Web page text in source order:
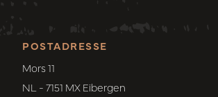
POSTADRESSE
Mors 11
NL - 7151 MX Eibergen